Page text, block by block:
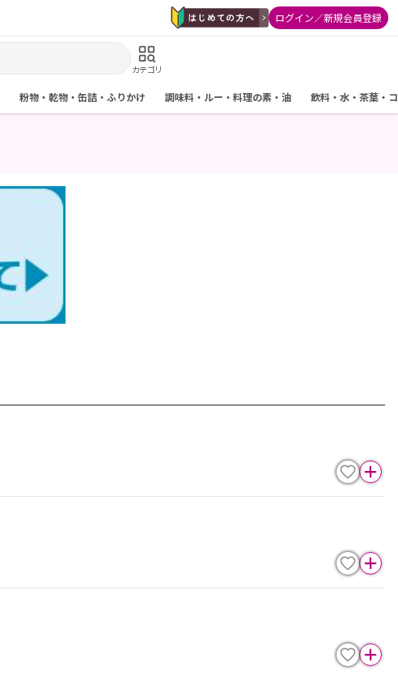
ログイン／新規会員登録
カテゴリ
粉物・乾物・缶詰・ふりかけ 調味料・ルー・料理の素・油 飲料・水・茶葉・